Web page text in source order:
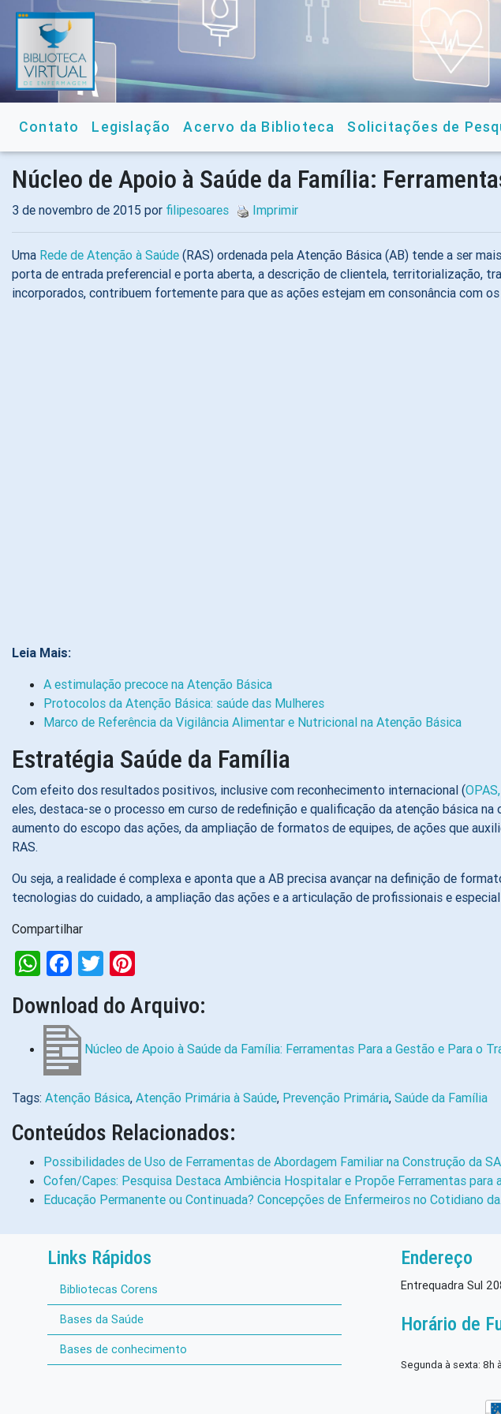
Contato Legislação Acervo da Biblioteca Solicitações de
Núcleo de Apoio à Saúde da Família:
3 de novembro de 2015 por filipesoares Imprimir
Uma Rede de Atenção à Saúde (RAS) ordenada pela Atenção Básica (AB) tende a ser
porta de entrada preferencial e porta aberta, a descrição de clientela, territorialização,
incorporados, contribuem fortemente para que as ações estejam em consonância com
Leia Mais:
A estimulação precoce na Atenção Básica
Protocolos da Atenção Básica: saúde das Mulheres
Marco de Referência da Vigilância Alimentar e Nutricional na Atenção Básica
Estratégia Saúde da Família
Com efeito dos resultados positivos, inclusive com reconhecimento internacional (
eles, destaca-se o processo em curso de redefinição e qualificação da atenção básica
aumento do escopo das ações, da ampliação de formatos de equipes, de ações que
RAS.
Ou seja, a realidade é complexa e aponta que a AB precisa avançar na definição de
tecnologias do cuidado, a ampliação das ações e a articulação de profissionais e
Compartilhar
WhatsApp
Facebook
Twitter
Download do Arquivo:
Núcleo de Apoio à Saúde da Família: Ferramentas Para a Gestão e Para o
Tags: Atenção Básica, Atenção Primária à Saúde, Prevenção Primária, Saúde da Família
Conteúdos Relacionados:
Possibilidades de Uso de Ferramentas de Abordagem Familiar na Construção da
Cofen/Capes: Pesquisa Destaca Ambiência Hospitalar e Propõe Ferramentas para
Educação Permanente ou Continuada? Concepções de Enfermeiros no Cotidiano
Links Rápidos
Bibliotecas Corens
Bases da Saúde
Bases de conhecimento
Endereço
Entrequadra Sul
Horário de
Segunda à sexta: 8h